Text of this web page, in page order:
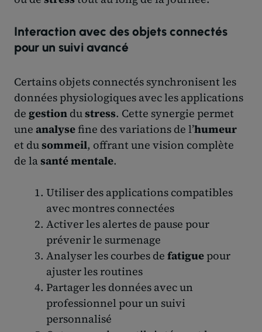
Interaction avec des objets connectés
pour un suivi avancé
Certains objets connectés synchronisent les
données physiologiques avec les applications
de gestion dustress. Cette synergie permet
une analysefine des variations de l’humeur
et dusommeil, offrant une vision complète
de lasanté mentale.
Utiliser des applications compatibles
avec montres connectées
Activer les alertes de pause pour
prévenir le surmenage
Analyser les courbes de fatiguepour
ajuster les routines
Partager les données avec un
professionnel pour un suivi
personnalisé